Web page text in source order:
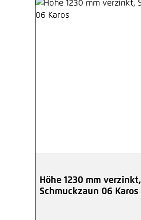
Höhe 1230 mm verzinkt,
Schmuckzaun 06 Karos